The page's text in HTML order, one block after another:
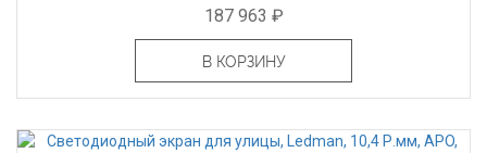
187 963 ₽
В КОРЗИНУ